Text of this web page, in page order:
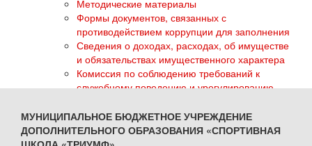
Методические материалы
Формы документов, связанных с
противодействием коррупции для заполнения
Сведения о доходах, расходах, об имуществе
и обязательствах имущественного характера
Комиссия по соблюдению требований к
служебному поведению и урегулированию
Обратная связь для сообщений о фактах
коррупции
ГТО
МУНИЦИПАЛЬНОЕ БЮДЖЕТНОЕ УЧРЕЖДЕНИЕ
ДОПОЛНИТЕЛЬНОГО ОБРАЗОВАНИЯ «СПОРТИВНАЯ